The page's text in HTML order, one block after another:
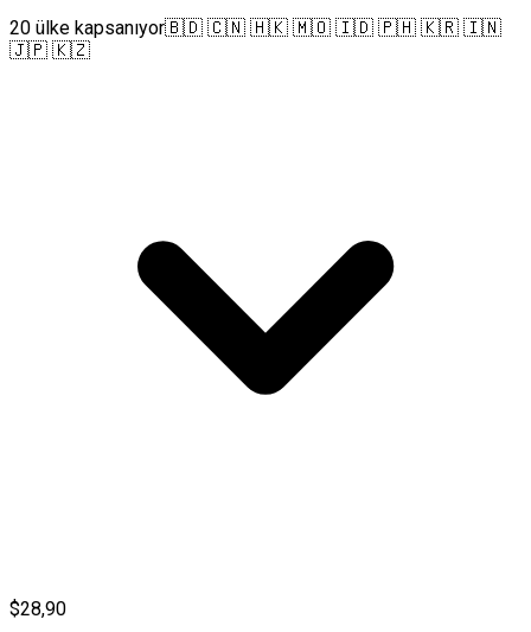
20 ülke kapsanıyor🇧🇩 🇨🇳 🇭🇰 🇲🇴 🇮🇩 🇵🇭 🇰🇷 🇮🇳
🇯🇵 🇰🇿
$28,90